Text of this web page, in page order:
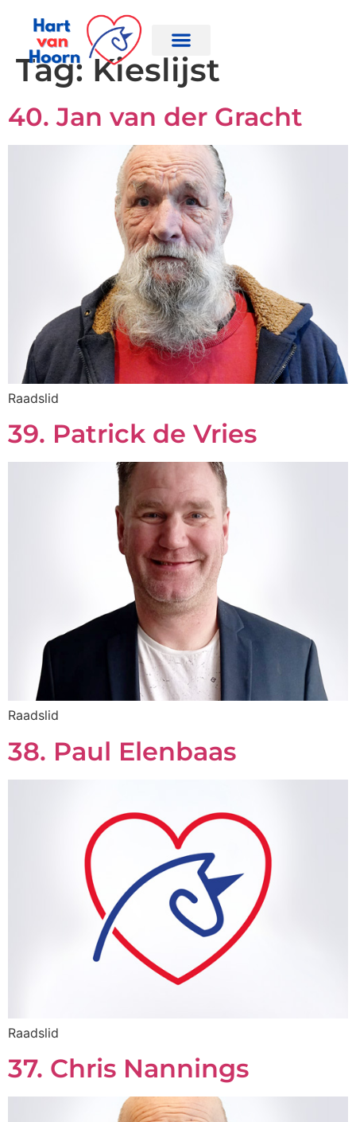
Tag:Kieslijst
40. Jan van der Gracht
Raadslid
39. Patrick de Vries
Raadslid
38. Paul Elenbaas
Raadslid
37. Chris Nannings